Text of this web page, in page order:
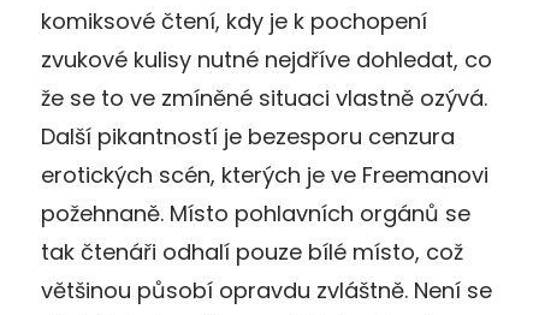
komiksové čtení, kdy je k pochopení
zvukové kulisy nutné nejdříve dohledat, co
že se to ve zmíněné situaci vlastně ozývá.
Další pikantností je bezesporu cenzura
erotických scén, kterých je ve Freemanovi
požehnaně. Místo pohlavních orgánů se
tak čtenáři odhalí pouze bílé místo, což
většinou působí opravdu zvláštně. Není se